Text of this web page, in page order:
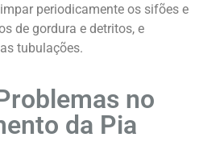
periodicamente os sifões e
de gordura e detritos, e
tubulações.
no
da Pia